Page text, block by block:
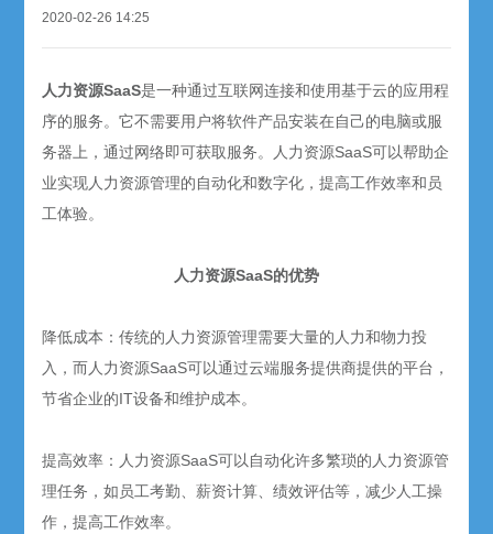
2020-02-26 14:25
人力资源SaaS是一种通过互联网连接和使用基于云的应用程
序的服务。它不需要用户将软件产品安装在自己的电脑或服
务器上，通过网络即可获取服务。人力资源SaaS可以帮助企
业实现人力资源管理的自动化和数字化，提高工作效率和员
工体验。
人力资源SaaS的优势
降低成本：传统的人力资源管理需要大量的人力和物力投
入，而人力资源SaaS可以通过云端服务提供商提供的平台，
节省企业的IT设备和维护成本。
提高效率：人力资源SaaS可以自动化许多繁琐的人力资源管
理任务，如员工考勤、薪资计算、绩效评估等，减少人工操
作，提高工作效率。